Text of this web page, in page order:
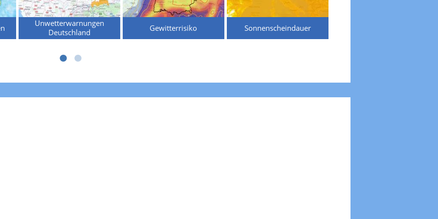
Unwetterwarnungen
Deutschland
Gewitterrisiko Sonnenscheindauer